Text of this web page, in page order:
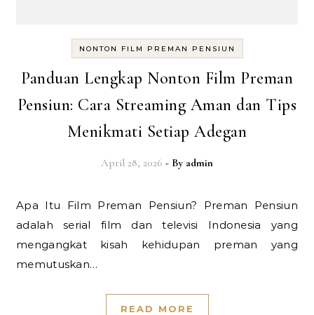
NONTON FILM PREMAN PENSIUN
Panduan Lengkap Nonton Film Preman
Pensiun: Cara Streaming Aman dan Tips
Menikmati Setiap Adegan
April 28, 2026 - By admin
Apa Itu Film Preman Pensiun? Preman Pensiun
adalah serial film dan televisi Indonesia yang
mengangkat kisah kehidupan preman yang
memutuskan…
READ MORE